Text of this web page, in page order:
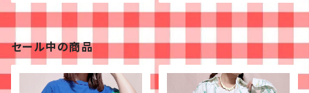
セール中の商品